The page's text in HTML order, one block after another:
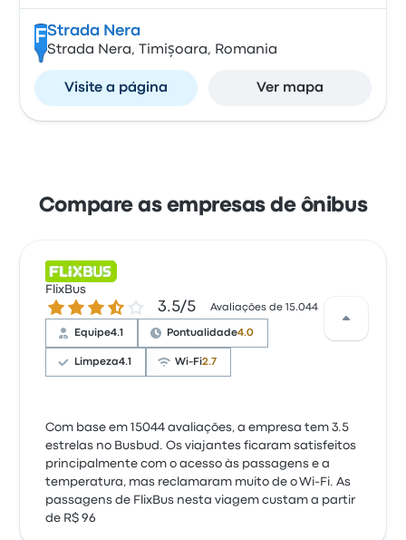
FStrada Nera
Strada Nera, Timișoara, Romania
Visite a página Ver mapa
Compare as empresas de ônibus
FlixBus
3.5 de 5 estrelas 3.5/5 Avaliações de 15.044
Equipe4.1 Pontualidade4.0
Limpeza4.1 Wi-Fi2.7
Com base em 15044 avaliações, a empresa tem 3.5
estrelas no Busbud. Os viajantes ficaram satisfeitos
principalmente com o acesso às passagens e a
temperatura, mas reclamaram muito de o Wi‑Fi. As
passagens de FlixBus nesta viagem custam a partir
de R$ 96